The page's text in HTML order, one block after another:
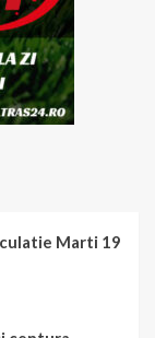
Marti 19